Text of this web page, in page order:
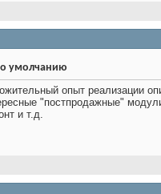
опыт реализации
"постпродажные"
и т.д.